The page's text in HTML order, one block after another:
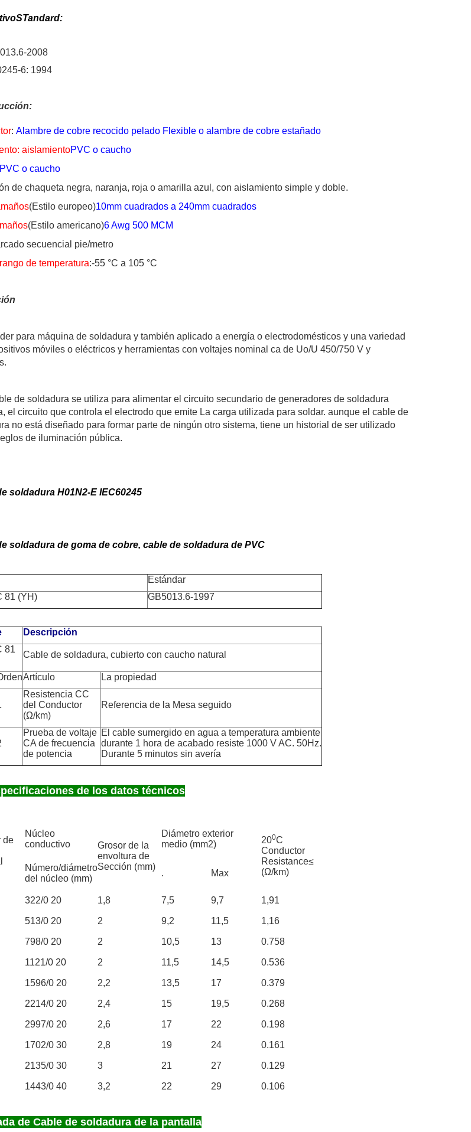
STandard:
2008
6: 1994
: Alambre de cobre recocido pelado Flexible o alambre de cobre estañado
aislamientoPVC o caucho
PVC o caucho
de chaqueta negra, naranja, roja o amarilla azul, con aislamiento simple y doble.
(Estilo europeo)10mm cuadrados a 240mm cuadrados
(Estilo americano)6 Awg 500 MCM
secuencial pie/metro
de temperatura:-55 °C a 105 °C
para máquina de soldadura y también aplicado a energía o electrodomésticos y una variedad
móviles o eléctricos y herramientas con voltajes nominal ca de Uo/U 450/750 V y
de soldadura se utiliza para alimentar el circuito secundario de generadores de soldadura
el circuito que controla el electrodo que emite La carga utilizada para soldar. aunque el cable de
no está diseñado para formar parte de ningún otro sistema, tiene un historial de ser utilizado
de iluminación pública.
soldadura H01N2-E IEC60245
soldadura de goma de cobre, cable de soldadura de PVC
Estándar
81 (YH)
GB5013.6-1997
Descripción
81
Cable de soldadura, cubierto con caucho natural
Artículo La propiedad
Resistencia CC
del Conductor
(Ω/km)
Referencia de la Mesa seguido
Prueba de voltaje
CA de frecuencia
de potencia
El cable sumergido en agua a temperatura ambiente
durante 1 hora de acabado resiste 1000 V AC. 50Hz.
Durante 5 minutos sin avería
de los datos técnicos
de
Núcleo
conductivo
Grosor de la
envoltura de
Sección (mm)
Diámetro exterior
medio (mm2)
200C
Conductor
Resistance≤
(Ω/km)
Número/diámetro
del núcleo (mm)
. Max
322/0 20 1,8 7,5 9,7 1,91
513/0 20 2 9,2 11,5 1,16
798/0 20 2 10,5 13 0.758
1121/0 20 2 11,5 14,5 0.536
1596/0 20 2,2 13,5 17 0.379
2214/0 20 2,4 15 19,5 0.268
2997/0 20 2,6 17 22 0.198
1702/0 30 2,8 19 24 0.161
2135/0 30 3 21 27 0.129
1443/0 40 3,2 22 29 0.106
de Cable de soldadura de la pantalla